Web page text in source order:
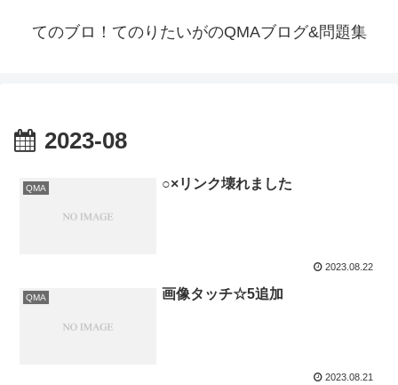
てのブロ！てのりたいがのQMAブログ&問題集
2023-08
QMA ○×リンク壊れました
2023.08.22
QMA 画像タッチ☆5追加
2023.08.21